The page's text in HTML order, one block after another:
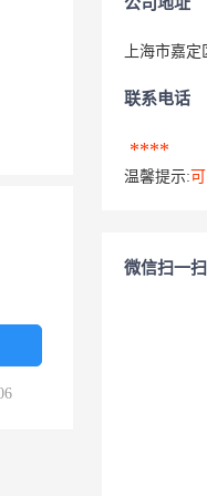
上海市嘉
联系电话
****
温馨提示:
微信扫一